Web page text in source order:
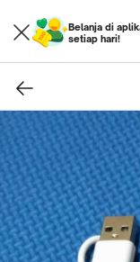
Belanja di
setiap hari!